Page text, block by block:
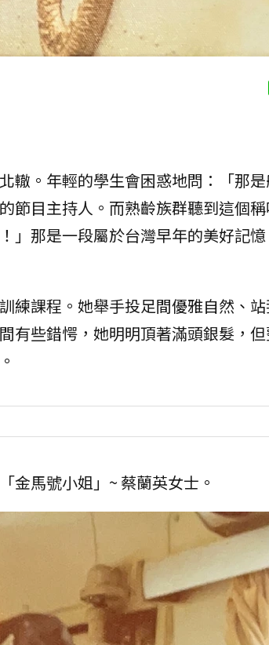
轍。年輕的學生會困惑地問：「那
節目主持人。而熟齡族群聽到這個
」那是一段屬於台灣早年的美好記
練課程。她舉手投足間優雅自然、
有些錯愕，她明明頂著滿頭銀髮，
金馬號小姐」~ 蔡蘭英女士。